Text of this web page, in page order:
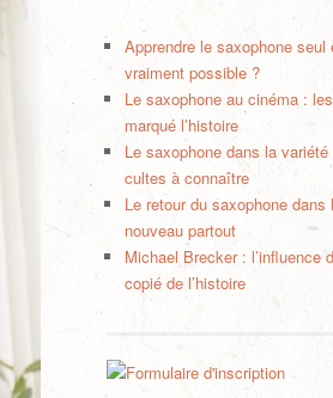
Apprendre le saxophone
vraiment possible ?
Le saxophone au cinéma :
marqué l’histoire
Le saxophone dans la
cultes à connaître
Le retour du saxophone
nouveau partout
Michael Brecker : l’influence
copié de l’histoire